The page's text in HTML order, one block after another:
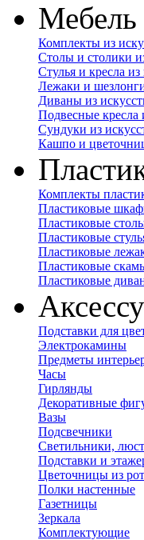
Мебель
Комплекты из
Столы и столики
Стулья и кресла из
Лежаки и
Диваны из
Подвесные кресла
Сундуки из
Кашпо и
Комплекты
Пластиковые
Пластиковые
Пластиковые
Пластиковые
Пластиковые
Пластиковые
Подставки для
Электрокамины
Предметы
Часы
Гирлянды
Декоративные
Вазы
Подсвечники
Светильники,
Подставки и
Цветочницы из
Полки настенные
Газетницы
Зеркала
Комплектующие